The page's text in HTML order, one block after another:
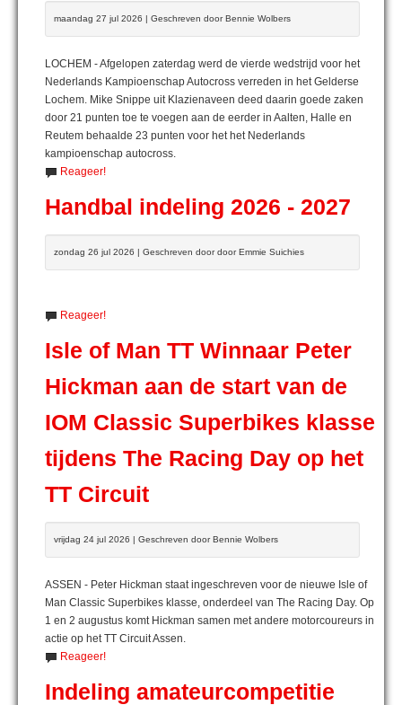
maandag 27 jul 2026 | Geschreven door Bennie Wolbers
LOCHEM - Afgelopen zaterdag werd de vierde wedstrijd voor het
Nederlands Kampioenschap Autocross verreden in het Gelderse
Lochem. Mike Snippe uit Klazienaveen deed daarin goede zaken
door 21 punten toe te voegen aan de eerder in Aalten, Halle en
Reutem behaalde 23 punten voor het het Nederlands
kampioenschap autocross.
Reageer!
Handbal indeling 2026 - 2027
zondag 26 jul 2026 | Geschreven door door Emmie Suichies
Reageer!
Isle of Man TT Winnaar Peter
Hickman aan de start van de
IOM Classic Superbikes klasse
tijdens The Racing Day op het
TT Circuit
vrijdag 24 jul 2026 | Geschreven door Bennie Wolbers
ASSEN - Peter Hickman staat ingeschreven voor de nieuwe Isle of
Man Classic Superbikes klasse, onderdeel van The Racing Day. Op
1 en 2 augustus komt Hickman samen met andere motorcoureurs in
actie op het TT Circuit Assen.
Reageer!
Indeling amateurcompetitie